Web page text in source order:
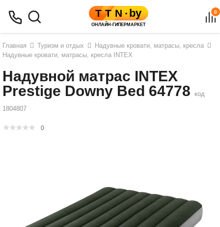
0
Главная Туризм и отдых
Надувные кровати, матрасы, кресла
Надувные кровати, матрасы, кресла INTEX
Надувной матрас INTEX
Prestige Downy Bed 64778
код
1804807
0